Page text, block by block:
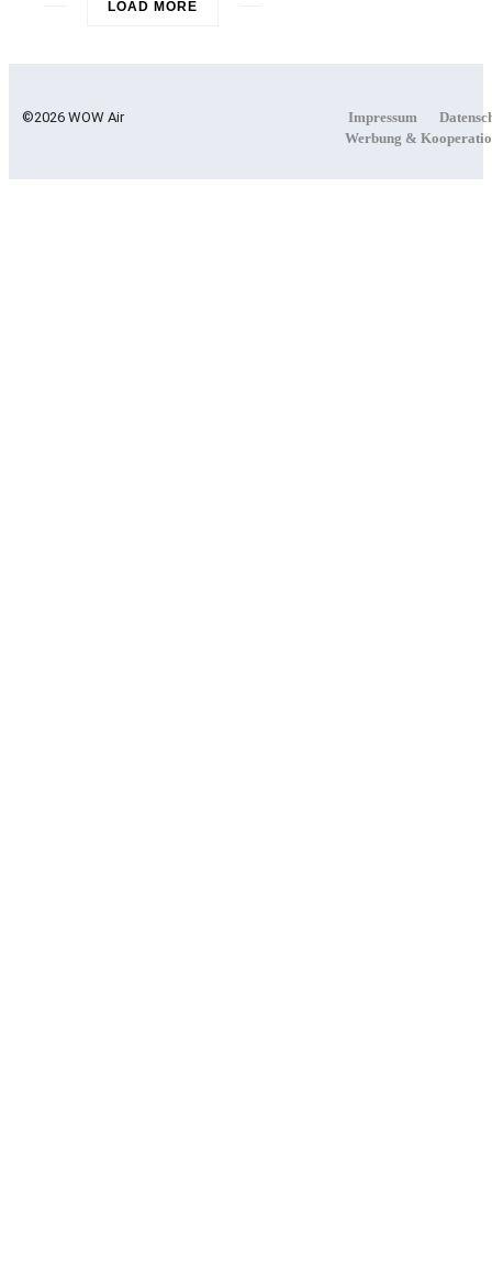
LOAD MORE
©2026 WOW Air Impressum
Werbung &